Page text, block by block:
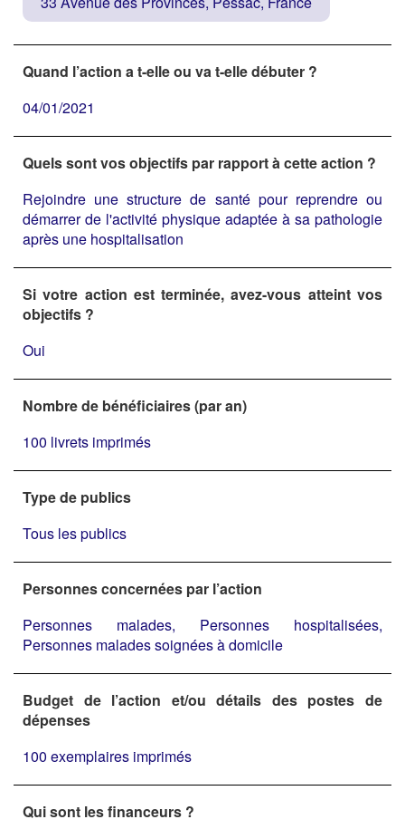
Quand l’action a t-elle ou va t-elle débuter ?
04/01/2021
Quels sont vos objectifs par rapport à cette action ?
Rejoindre une structure de santé pour reprendre ou
démarrer de l'activité physique adaptée à sa pathologie
après une hospitalisation
Si votre action est terminée, avez-vous atteint vos
objectifs ?
Oui
Nombre de bénéficiaires (par an)
100 livrets imprimés
Type de publics
Tous les publics
Personnes concernées par l’action
Personnes malades, Personnes hospitalisées,
Personnes malades soignées à domicile
Budget de l’action et/ou détails des postes de
dépenses
100 exemplaires imprimés
Qui sont les financeurs ?